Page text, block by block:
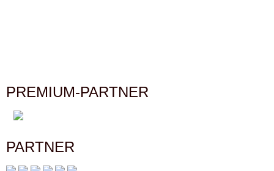
PREMIUM-PARTNER
PARTNER